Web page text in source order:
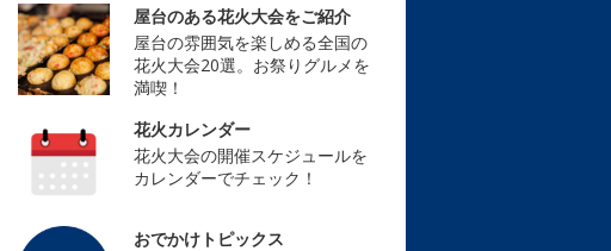
屋台のある花火大会をご紹介
屋台の雰囲気を楽しめる全国の
花火大会20選。お祭りグルメを
満喫！
花火カレンダー
花火大会の開催スケジュールを
カレンダーでチェック！
おでかけトピックス